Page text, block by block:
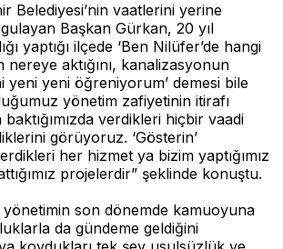
Belediyesi’nin vaatlerini yerine
Başkan Gürkan, 20 yıl
yaptığı ilçede ‘Ben Nilüfer’de hangi
aktığını, kanalizasyonun
yeni yeni öğreniyorum’ demesi bile
yönetim zafiyetinin itirafı
verdikleri hiçbir vaadi
görüyoruz. ‘Gösterin’
her hizmet ya bizim yaptığımız
projelerdir” şeklinde konuştu.
son dönemde kamuoyuna
da gündeme geldiğini